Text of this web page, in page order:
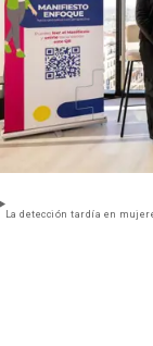
La detección tardía en